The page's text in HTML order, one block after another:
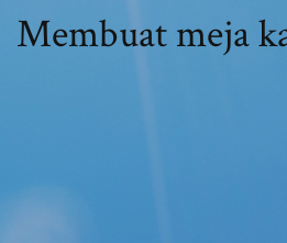
Membuat meja